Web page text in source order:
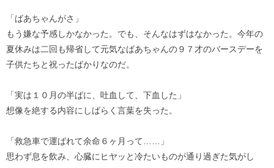
「ばあちゃんがさ」
もう嫌な予感しかなかった。でも、そんなはずはなかった。今年の
夏休みは二回も帰省して元気なばあちゃんの９７才のバースデーを
子供たちと祝ったばかりなのだ。
「実は１０月の半ばに、吐血して、下血した」
想像を絶する内容にしばらく言葉を失った。
「救急車で運ばれて余命６ヶ月って……」
思わず息を飲み、心臓にヒヤッと冷たいものが通り過ぎた気がし